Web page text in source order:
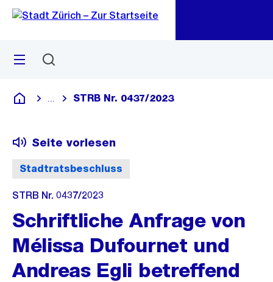
Navigation
Sprunglink
Menü
Deutsch
Blende alle Breadcrumbs ein
STRB Nr. 0437/2023
Stadtratsbeschluss
Seite vorlesen
STRB Nr. 0437/2023
Schriftliche Anfrage von
Mélissa Dufournet und
Andreas Egli betreffend